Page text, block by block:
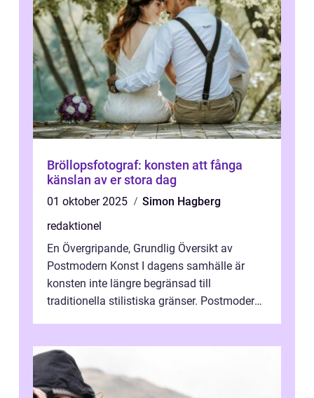
Bröllopsfotograf: konsten att fånga
känslan av er stora dag
01 oktober 2025
Simon Hagberg
redaktionel
En Övergripande, Grundlig Översikt av
Postmodern Konst I dagens samhälle är
konsten inte längre begränsad till
traditionella stilistiska gränser. Postmodern